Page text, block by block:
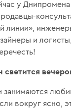
у
линии»,
и
занимаются
вокруг ясно,